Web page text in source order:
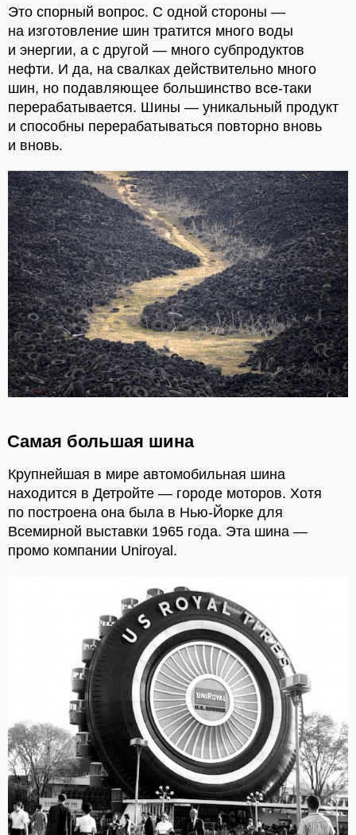
Это спорный вопрос. С одной стороны —
на изготовление шин тратится много воды
и энергии, а с другой — много субпродуктов
нефти. И да, на свалках действительно много
шин, но подавляющее большинство все-таки
перерабатывается. Шины — уникальный продукт
и способны перерабатываться повторно вновь
и вновь.
Самая большая шина
Крупнейшая в мире автомобильная шина
находится в Детройте — городе моторов. Хотя
по построена она была в Нью-Йорке для
Всемирной выставки 1965 года. Эта шина —
промо компании Uniroyal.